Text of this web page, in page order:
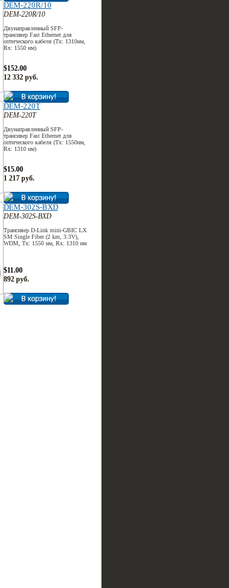
DEM-220R/10
DEM-220R/10
Двунаправленный SFP-
трансивер Fast Ethernet для
оптического кабеля (Tx: 1310нм,
Rx: 1550 нм)
$152.00
12 332 руб.
DEM-220T
DEM-220T
Двунаправленный SFP-
трансивер Fast Ethernet для
оптического кабеля (Tx: 1550нм,
Rx: 1310 нм)
$15.00
1 217 руб.
DEM-302S-BXD
DEM-302S-BXD
Трансивер D-Link mini-GBIC LX
SM Single Fiber (2 km, 3.3V),
WDM, Tx: 1550 нм, Rx: 1310 нм
$11.00
892 руб.